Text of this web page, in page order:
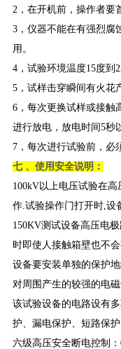
2，在开机前，操作者要
3，仪器不能在有强烈腐
用。
4，试验环境温度15度到
5，试样击穿瞬间有火花
6，每次更换试样或接触
进行放电，放电时间5秒
7，每次进行试验前，必
七 、使用安全说明：
100kV以上电压试验在
作.试验操作门打开时,设
150KV测试设备高压电
时即使人接触箱壁也不
设备要安装单独的保护
对周围产生的较强的电
该试验设备的电路设有
护、漏电保护、短路保
六级高压安全断电控制